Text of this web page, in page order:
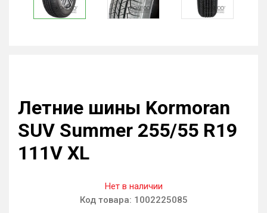
Летние шины Kormoran
SUV Summer 255/55 R19
111V XL
Нет в наличии
Код товара: 1002225085